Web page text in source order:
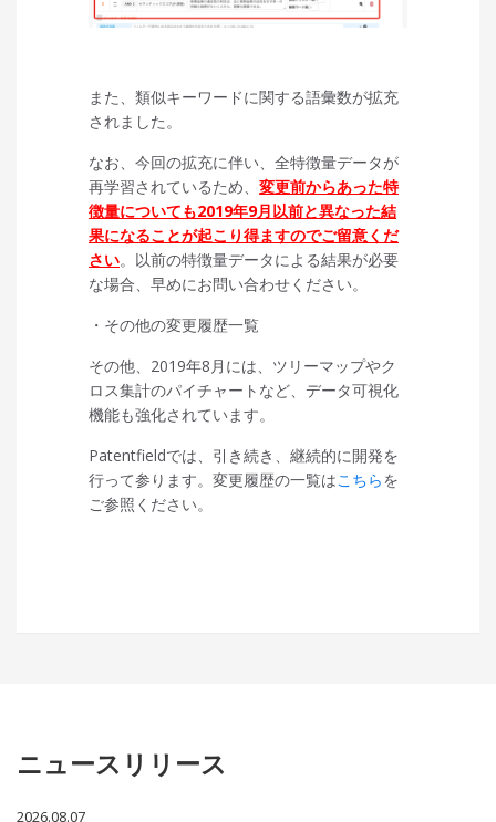
また、類似キーワードに関する語彙数が拡充
されました。
なお、今回の拡充に伴い、全特徴量データが
再学習されているため、 変更前からあった特
徴量についても2019年9月以前と異なった結
果になることが起こり得ますのでご留意くだ
さい。以前の特徴量データによる結果が必要
な場合、早めにお問い合わせください。
・その他の変更履歴一覧
その他、2019年8月には、ツリーマップやク
ロス集計のパイチャートなど、データ可視化
機能も強化されています。
Patentfieldでは、引き続き、継続的に開発を
行って参ります。変更履歴の一覧はこちらを
ご参照ください。
ニュースリリース
2026.08.07